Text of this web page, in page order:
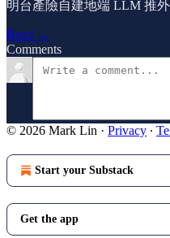
明台產險自建地端 LLM 推
Read →
Comments
© 2026 Mark Lin · Privacy ∙
Start your Substack
Get the app